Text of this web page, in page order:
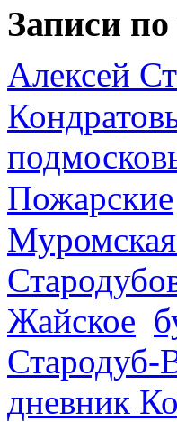
Записи по
Алексей
Пожарские
Жайское
Стародуб-
дневник